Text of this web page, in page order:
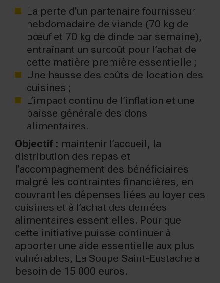
La perte d’un partenaire fournisseur
hebdomadaire de viande (70 kg de
bœuf et 70 kg de dinde par semaine),
entraînant un surcoût pour l’achat de
cette matière première essentielle ;
Une hausse des coûts de location des
cuisines ;
L’impact continu de l’inflation et une
baisse générale des dons
alimentaires.
Objectif : maintenir l’accueil, la
distribution des repas et
l’accompagnement des bénéficiaires
malgré les contraintes financières, en
couvrant les dépenses liées au loyer des
cuisines et à l’achat des denrées
alimentaires essentielles. Pour que
cette initiative puisse continuer à
apporter une aide essentielle aux plus
vulnérables, La Soupe Saint-Eustache a
besoin de 15 000 euros.